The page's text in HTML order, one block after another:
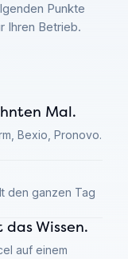
Punkte
Ihren Betrieb.
Mal.
Bexio, Pronovo.
den ganzen Tag
Wissen.
auf einem